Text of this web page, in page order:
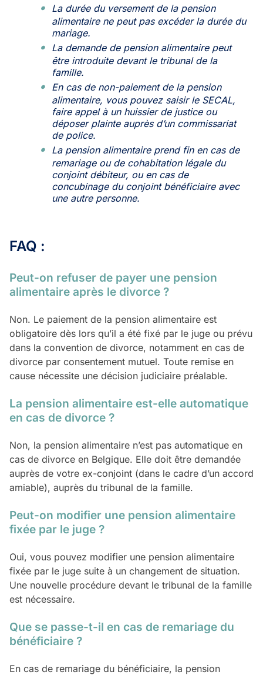
La durée du versement de la pension
alimentaire ne peut pas excéder la durée du
mariage.
La demande de pension alimentaire peut
être introduite devant le tribunal de la
famille.
En cas de non-paiement de la pension
alimentaire, vous pouvez saisir le SECAL,
faire appel à un huissier de justice ou
déposer plainte auprès d’un commissariat
de police.
La pension alimentaire prend fin en cas de
remariage ou de cohabitation légale du
conjoint débiteur, ou en cas de
concubinage du conjoint bénéficiaire avec
une autre personne.
FAQ :
Peut-on refuser de payer une pension
alimentaire après le divorce ?
Non. Le paiement de la pension alimentaire est
obligatoire dès lors qu’il a été fixé par le juge ou prévu
dans la convention de divorce, notamment en cas de
divorce par consentement mutuel. Toute remise en
cause nécessite une décision judiciaire préalable.
La pension alimentaire est-elle automatique
en cas de divorce ?
Non, la pension alimentaire n’est pas automatique en
cas de divorce en Belgique. Elle doit être demandée
auprès de votre ex-conjoint (dans le cadre d’un accord
amiable), auprès du tribunal de la famille.
Peut-on modifier une pension alimentaire
fixée par le juge ?
Oui, vous pouvez modifier une pension alimentaire
fixée par le juge suite à un changement de situation.
Une nouvelle procédure devant le tribunal de la famille
est nécessaire.
Que se passe-t-il en cas de remariage du
bénéficiaire ?
En cas de remariage du bénéficiaire, la pension